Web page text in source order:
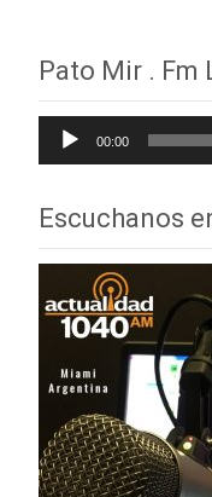
Pato Mir . Fm
Reproductor
de
00:00
Escuchanos